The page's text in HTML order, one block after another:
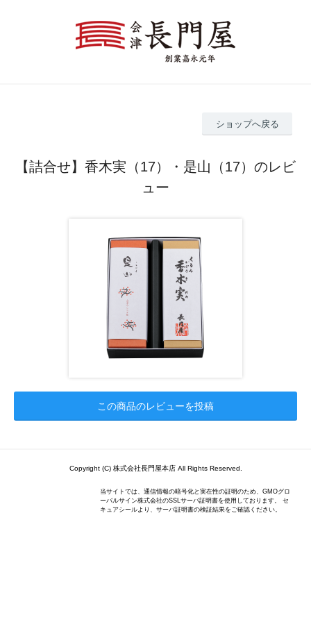
ショップへ戻る
【詰合せ】香木実（17）・是山（17）のレビ
ュー
この商品のレビューを投稿
Copyright (C) 株式会社長門屋本店 All Rights Reserved.
当サイトでは、通信情報の暗号化と実在性の証明のため、GMOグロ
ーバルサイン株式会社のSSLサーバ証明書を使用しております。 セ
キュアシールより、サーバ証明書の検証結果をご確認ください。